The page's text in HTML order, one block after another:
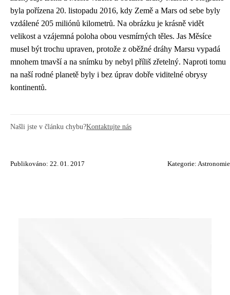
byla pořízena 20. listopadu 2016, kdy Země a Mars od sebe byly
vzdálené 205 miliónů kilometrů. Na obrázku je krásně vidět
velikost a vzájemná poloha obou vesmírných těles. Jas Měsíce
musel být trochu upraven, protože z oběžné dráhy Marsu vypadá
mnohem tmavší a na snímku by nebyl příliš zřetelný. Naproti tomu
na naší rodné planetě byly i bez úprav dobře viditelné obrysy
kontinentů.
Našli jste v článku chybu?Kontaktujte nás
Publikováno: 22. 01. 2017 Kategorie: Astronomie